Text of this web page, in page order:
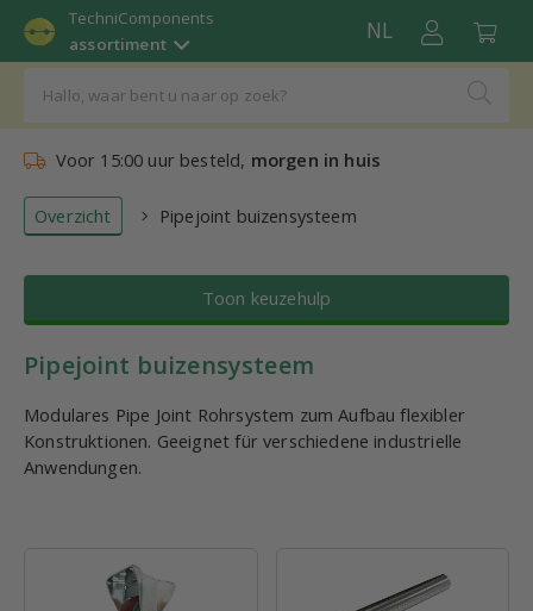
TechniComponents
assortiment
NL
Voor 15:00 uur besteld, morgen in huis
Overzicht Pipejoint buizensysteem
Toon keuzehulp
Pipejoint buizensysteem
Modulares Pipe Joint Rohrsystem zum Aufbau flexibler
Konstruktionen. Geeignet für verschiedene industrielle
Anwendungen.